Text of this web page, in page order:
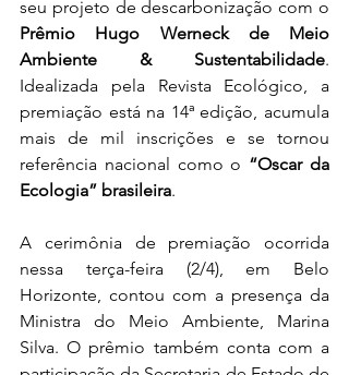
Prêmio Hugo Werneck de Meio
Ambiente & Sustentabilidade.
Idealizada pela Revista Ecológico, a
premiação está na 14ª edição, acumula
mais de mil inscrições e se tornou
referência nacional como o “Oscar da
Ecologia” brasileira.
A cerimônia de premiação ocorrida
nessa terça-feira (2/4), em Belo
Horizonte, contou com a presença da
Ministra do Meio Ambiente, Marina
Silva. O prêmio também conta com a